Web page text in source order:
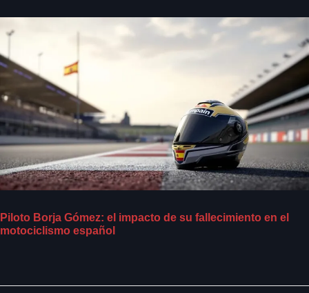
Piloto Borja Gómez: el impacto de su fallecimiento en el
motociclismo español